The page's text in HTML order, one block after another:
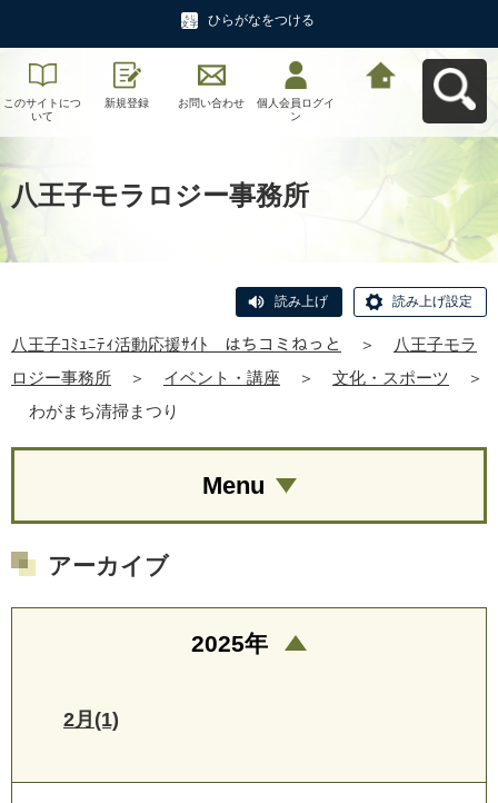
ひらがなをつける
このサイトにつ
いて
新規登録 お問い合わせ
個人会員ログイ
ン
八王子モラロジー事務所
読み上げ 読み上げ設定
八王子ｺﾐｭﾆﾃｨ活動応援ｻｲﾄ はちコミねっと ＞
八王子モラ
ロジー事務所
＞ イベント・講座 ＞ 文化・スポーツ
＞
わがまち清掃まつり
Menu
アーカイブ
2025年
2月(1)